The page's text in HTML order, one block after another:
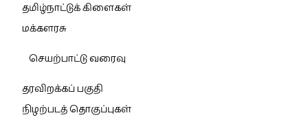
தமிழ்நாட்டுக் கிளைகள்
மக்களரசு
செயற்பாட்டு வரைவு
தரவிறக்கப் பகுதி
நிழற்படத் தொகுப்புகள்